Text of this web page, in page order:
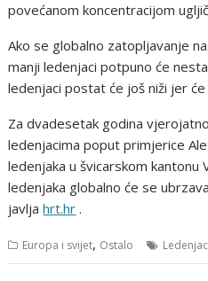
povećanom koncentracijom
Ako se globalno zatopljavanje
manji ledenjaci potpuno će
ledenjaci postat će još niži jer
Za dvadesetak godina
ledenjacima poput primjerice
ledenjaka u švicarskom kantonu
ledenjaka globalno će se
javljahrt.hr .
Europa i svijet, Ostalo